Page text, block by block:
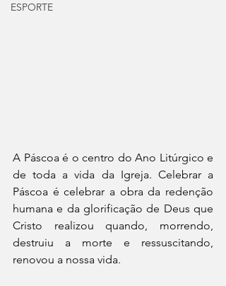
ESPORTE
A Páscoa é o centro do Ano Litúrgico e
de toda a vida da Igreja. Celebrar a
Páscoa é celebrar a obra da redenção
humana e da glorificação de Deus que
Cristo realizou quando, morrendo,
destruiu a morte e ressuscitando,
renovou a nossa vida.